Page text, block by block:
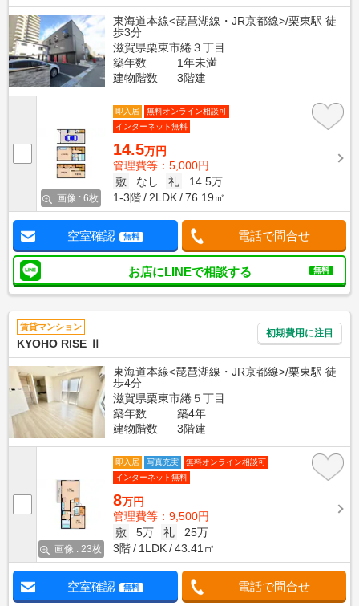
東海道本線<琵琶湖線・JR京都線>/栗東駅 徒
歩3分
滋賀県栗東市綣３丁目
築年数
1年未満
建物階数
3階建
画像 : 6枚
即入居
無料オンライン相談可
インターネット無料
14.5万円
管理費等：5,000円
敷
なし 礼
14.5万
1-3階
2LDK 76.19㎡
空室確認 無料 電話で問合せ
お店にLINEで相談する 無料
賃貸マンション
KYOHO RISE Ⅱ
初期費用に注目
東海道本線<琵琶湖線・JR京都線>/栗東駅 徒
歩4分
滋賀県栗東市綣５丁目
築年数
築4年
建物階数
3階建
画像 : 23枚
即入居 写真充実
無料オンライン相談可
インターネット無料
8万円
管理費等：9,500円
敷
5万 礼
25万
3階
1LDK 43.41㎡
空室確認 無料 電話で問合せ